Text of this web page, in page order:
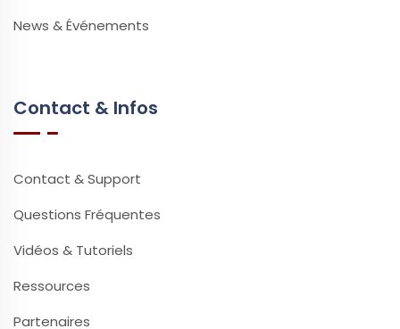
News & Événements
Contact & Infos
Contact & Support
Questions Fréquentes
Vidéos & Tutoriels
Ressources
Partenaires